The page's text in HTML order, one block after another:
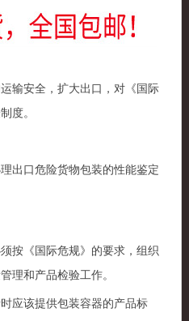
输安全，扩大出口，对《国际
度。
出口危险货物包装的性能鉴定
按《国际危规》的要求，组织
理和产品检验工作。
应该提供包装容器的产品标